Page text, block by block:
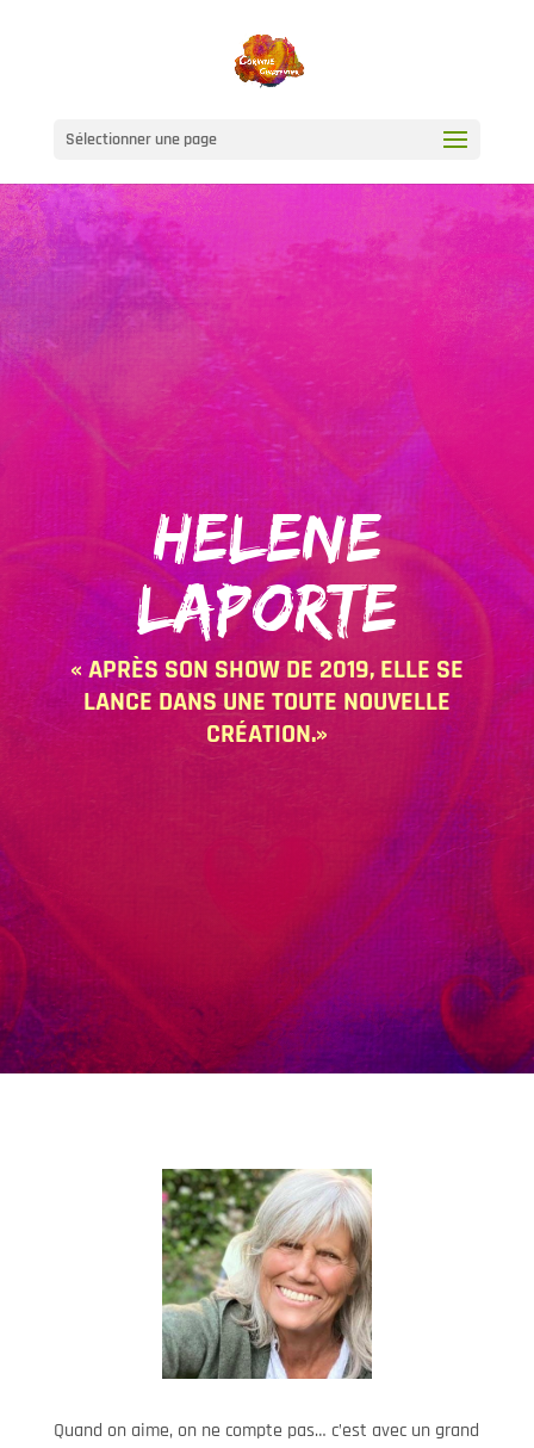
Sélectionner une page
HELENE
LAPORTE
« APRÈS SON SHOW DE 2019, ELLE SE
LANCE DANS UNE TOUTE NOUVELLE
CRÉATION.»
Quand on aime, on ne compte pas… c’est avec un grand